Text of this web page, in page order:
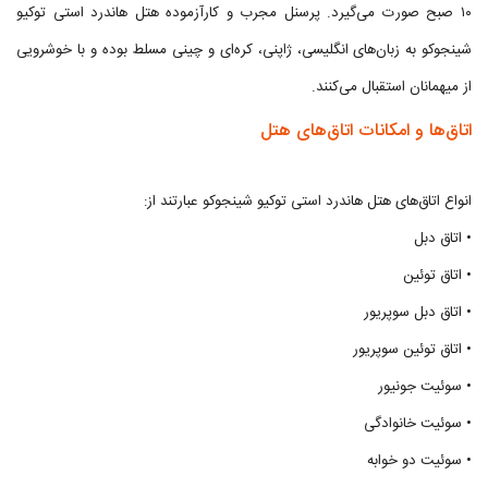
۱۰ صبح صورت می‌گیرد. پرسنل مجرب و کارآزموده هتل هاندرد استی توکیو
شینجوکو به زبان‌های انگلیسی، ژاپنی، کره‌ای و چینی مسلط بوده و با خوشرویی
از میهمانان استقبال می‌کنند.
اتاق‌ها و امکانات اتاق‌های هتل
انواع اتاق‌های هتل هاندرد استی توکیو شینجوکو عبارتند از:
• اتاق دبل
• اتاق توئین
• اتاق دبل سوپریور
• اتاق توئین سوپریور
• سوئیت جونیور
• سوئیت خانوادگی
• سوئیت دو خوابه